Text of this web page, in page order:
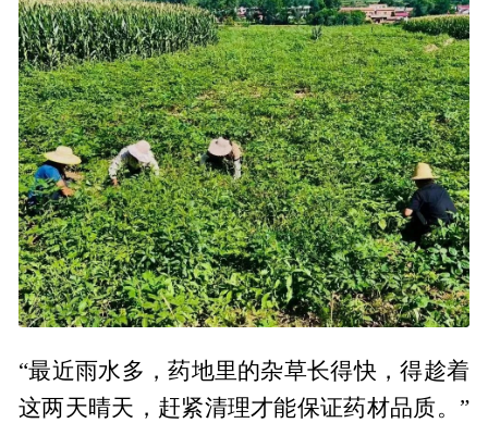
“最近雨水多，药地里的杂草长得快，得趁着
这两天晴天，赶紧清理才能保证药材品质。”